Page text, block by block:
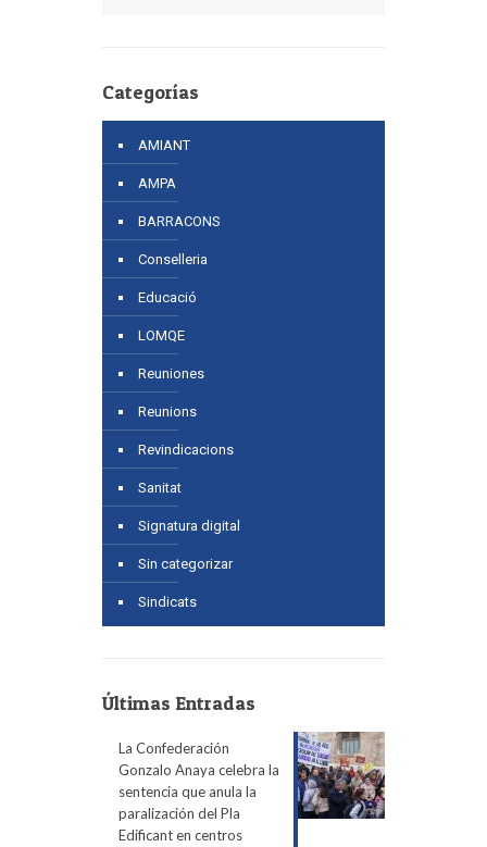
Categorías
AMIANT
AMPA
BARRACONS
Conselleria
Educació
LOMQE
Reuniones
Reunions
Revindicacions
Sanitat
Signatura digital
Sin categorizar
Sindicats
Últimas Entradas
La Confederación
Gonzalo Anaya celebra la
sentencia que anula la
paralización del Pla
Edificant en centros